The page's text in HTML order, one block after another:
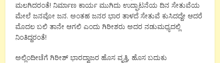
ಮಲಗಿದರಂತೆ! ನಿರ್ಮಾಣ ಕಾರ್ಯ ಮುಗಿದು ಉದ್ಘಾಟನೆಯ ದಿನ ಸೇತುವೆಯ
ಮೇಲೆ ಜನವೋ ಜನ. ಅಂತಹ ಜನರ ಭಾರ ತಾಳದೆ ಸೇತುವೆ ಕುಸಿದದ್ದೇ ಆದರೆ
ಮೊದಲ ಬಲಿ ತಾನೇ ಆಗಲಿ ಎಂದು ಗಿರೀಶರು ಅದರ ನಡುಮಧ್ಯದಲ್ಲಿ
ನಿಂತಿದ್ದರಂತೆ!
ಅಲ್ಲಿಂದೀಚೆಗೆ ಗಿರೀಶ್ ಭಾರದ್ವಾಜರ ಹೊಸ ವೃತ್ತಿ, ಹೊಸ ಬದುಕು